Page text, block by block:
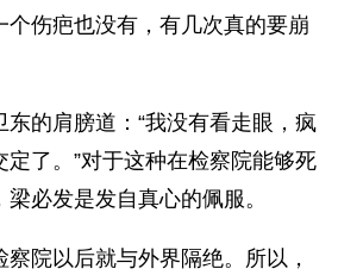
个伤疤也没有，有几次真的要崩
的肩膀道：“我没有看走眼，疯
了。”对于这种在检察院能够死
必发是发自真心的佩服。
院以后就与外界隔绝。所以，